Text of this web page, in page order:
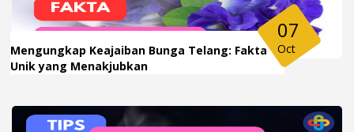
Mengungkap Keajaiban Bunga Telang: Fakta
Unik yang Menakjubkan
07
Oct